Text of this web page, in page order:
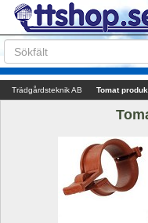
Trädgårdsteknik AB Tomat